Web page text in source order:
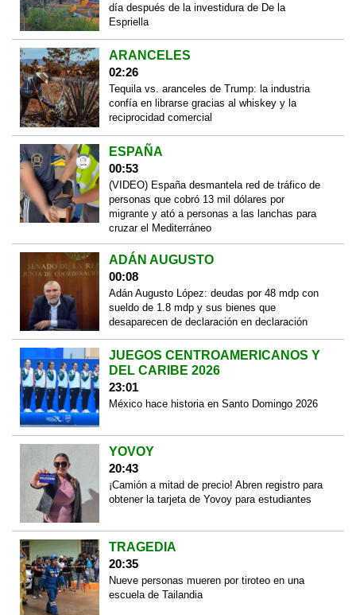
día después de la investidura de De la
Espriella
ARANCELES
02:26
Tequila vs. aranceles de Trump: la industria
confía en librarse gracias al whiskey y la
reciprocidad comercial
ESPAÑA
00:53
(VIDEO) España desmantela red de tráfico de
personas que cobró 13 mil dólares por
migrante y ató a personas a las lanchas para
cruzar el Mediterráneo
ADÁN AUGUSTO
00:08
Adán Augusto López: deudas por 48 mdp con
sueldo de 1.8 mdp y sus bienes que
desaparecen de declaración en declaración
JUEGOS CENTROAMERICANOS Y
DEL CARIBE 2026
23:01
México hace historia en Santo Domingo 2026
YOVOY
20:43
¡Camión a mitad de precio! Abren registro para
obtener la tarjeta de Yovoy para estudiantes
TRAGEDIA
20:35
Nueve personas mueren por tiroteo en una
escuela de Tailandia